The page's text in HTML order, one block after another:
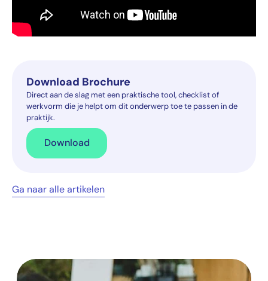
Download Brochure
Direct aan de slag met een praktische tool, checklist of
werkvorm die je helpt om dit onderwerp toe te passen in de
praktijk.
Download
Ga naar alle artikelen